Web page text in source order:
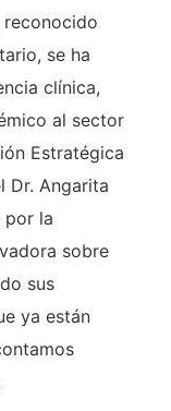
reconocido
se ha
clínica,
al sector
Estratégica
Dr. Angarita
por la
sobre
sus
ya están